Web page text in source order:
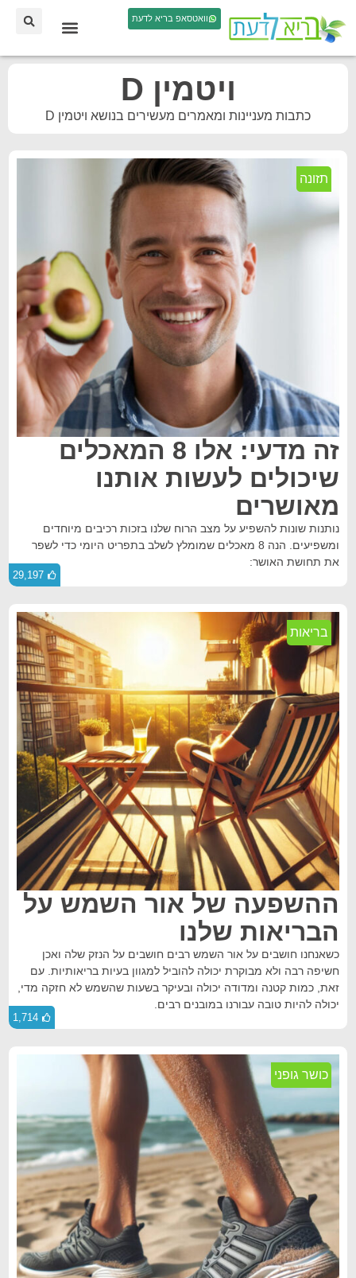
וואטסאפ בריא לדעת
ויטמין D
כתבות מעניינות ומאמרים מעשירים בנושא ויטמין D
תזונה
זה מדעי: אלו 8 המאכלים
שיכולים לעשות אותנו
מאושרים
נותנות שונות להשפיע על מצב הרוח שלנו בזכות רכיבים מיוחדים
ומשפיעים. הנה 8 מאכלים שמומלץ לשלב בתפריט היומי כדי לשפר
את תחושת האושר:
29,197
בריאות
ההשפעה של אור השמש על
הבריאות שלנו
כשאנחנו חושבים על אור השמש רבים חושבים על הנזק שלה ואכן
חשיפה רבה ולא מבוקרת יכולה להוביל למגוון בעיות בריאותיות. עם
זאת, כמות קטנה ומדודה יכולה ובעיקר בשעות שהשמש לא חזקה מדי,
יכולה להיות טובה עבורנו במובנים רבים.
1,714
כושר גופני